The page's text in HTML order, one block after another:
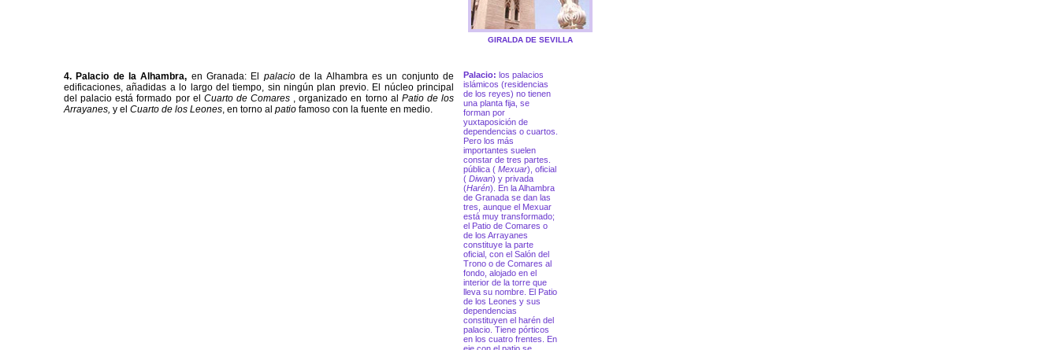
GIRALDA DE SEVILLA
4. Palacio de la Alhambra, en Granada: El palaciode la Alhambra es un conjunto de
edificaciones, añadidas a lo largo del tiempo, sin ningún plan previo. El núcleo principal
del palacio está formado por el Cuarto de Comares , organizado en torno al Patio de los
Arrayanes, y el Cuarto de los Leones, en torno al patio famoso con la fuente en medio.
Palacio: los palacios
islámicos (residencias
de los reyes) no tienen
una planta fija, se
forman por
yuxtaposición de
dependencias o cuartos.
Pero los más
importantes suelen
constar de tres partes.
pública ( Mexuar), oficial
( Diwan) y privada
(Harén). En la Alhambra
de Granada se dan las
tres, aunque el Mexuar
está muy transformado;
el Patio de Comares o
de los Arrayanes
constituye la parte
oficial, con el Salón del
Trono o de Comares al
fondo, alojado en el
interior de la torre que
lleva su nombre. El Patio
de los Leones y sus
dependencias
constituyen el harén del
palacio. Tiene pórticos
en los cuatro frentes. En